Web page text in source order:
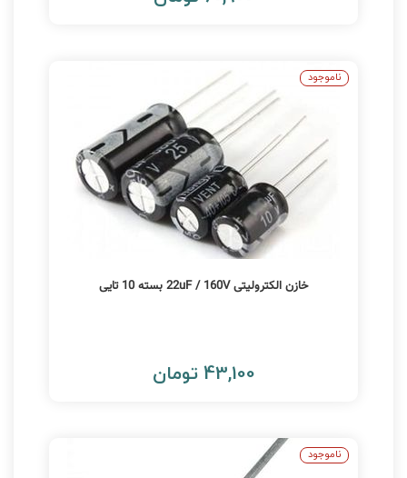
خازن الکترولیتی 22uF / 160V بسته 10 تایی
43,100 تومان
ناموجود
ناموجود